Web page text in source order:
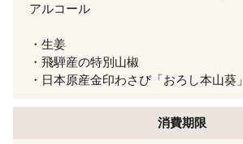
アルコール
・生姜
・飛騨産の特別山椒
・日本原産金印わさび「おろし本山葵」
消費期限